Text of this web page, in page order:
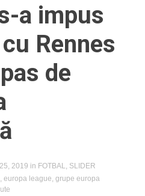
a impus
Rennes
de
2019 in FOTBAL
SLIDER
europa league grupe europa